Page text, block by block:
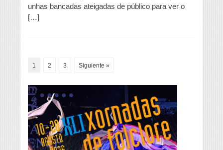
unhas bancadas ateigadas de público para ver o
[…]
1 2 3 Siguiente »